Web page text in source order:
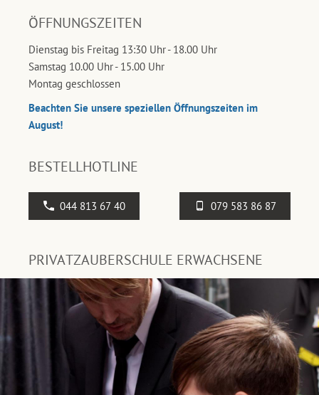
ÖFFNUNGSZEITEN
Dienstag bis Freitag 13:30 Uhr - 18.00 Uhr
Samstag 10.00 Uhr - 15.00 Uhr
Montag geschlossen
Beachten Sie unsere speziellen Öffnungszeiten im
August!
BESTELLHOTLINE
044 813 67 40 079 583 86 87
PRIVATZAUBERSCHULE ERWACHSENE